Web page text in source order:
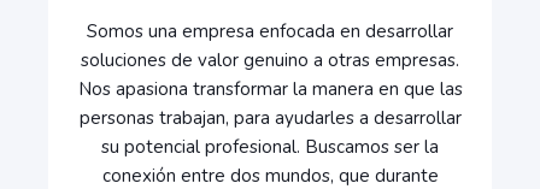
Somos una empresa enfocada en desarrollar
soluciones de valor genuino a otras empresas.
Nos apasiona transformar la manera en que las
personas trabajan, para ayudarles a desarrollar
su potencial profesional. Buscamos ser la
conexión entre dos mundos, que durante